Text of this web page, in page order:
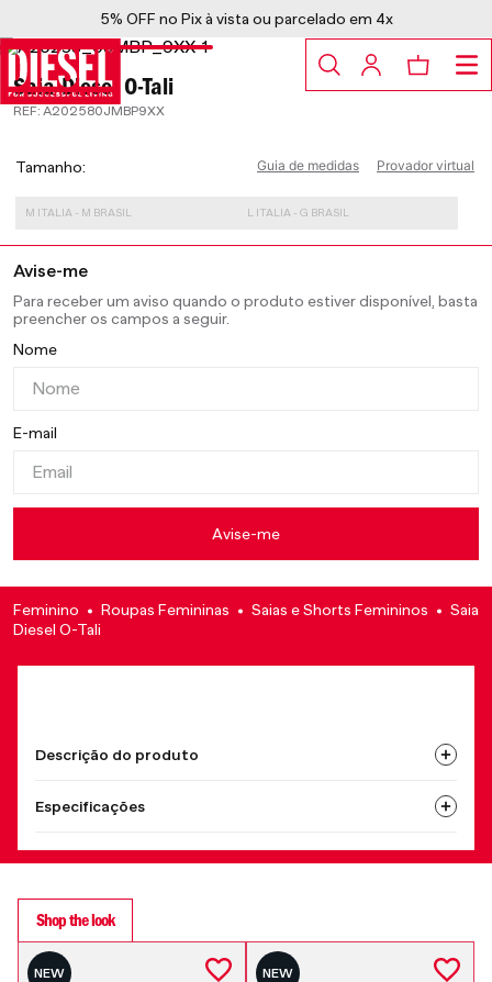
5% OFF no Pix à vista ou parcelado em 4x
Saia Diesel O-Tali
: A202580JMBP9XX
Provador virtual
Guia de medidas
Tamanho
M ITALIA - M BRASIL L ITALIA - G BRASIL
Feminino Roupas Femininas Saias e Shorts Femininos
Saia
Diesel O-Tali
Descrição do produto
Especificações
Shop the look
NEW NEW